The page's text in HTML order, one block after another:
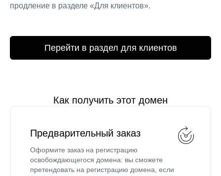
продление в разделе «Для клиентов».
Перейти в раздел для клиентов
Как получить этот домен
Предварительный заказ
Оформите заказ на регистрацию
освобождающегося домена: вы сможете
претендовать на регистрацию домена, если